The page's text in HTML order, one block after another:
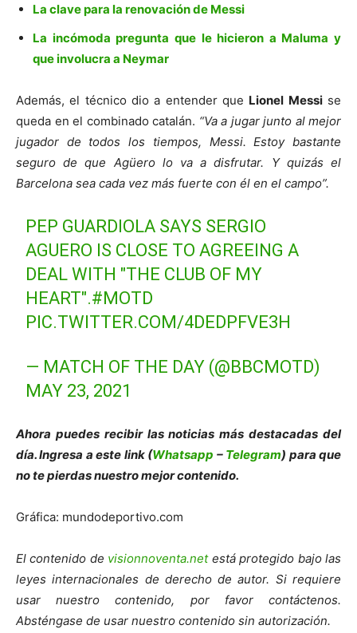
La clave para la renovación de Messi
La incómoda pregunta que le hicieron a Maluma y
que involucra a Neymar
Además, el técnico dio a entender que Lionel Messise
queda en el combinado catalán. “Va a jugar junto al mejor
jugador de todos los tiempos, Messi. Estoy bastante
seguro de que Agüero lo va a disfrutar. Y quizás el
Barcelona sea cada vez más fuerte con él en el campo”.
PEP GUARDIOLA SAYS SERGIO
AGUERO IS CLOSE TO AGREEING A
DEAL WITH "THE CLUB OF MY
HEART".#MOTD
PIC.TWITTER.COM/4DEDPFVE3H
— MATCH OF THE DAY (@BBCMOTD)
MAY 23, 2021
Ahora puedes recibir las noticias más destacadas del
día. Ingresa a este link (Whatsapp – Telegram) para que
no te pierdas nuestro mejor contenido.
Gráfica: mundodeportivo.com
El contenido de visionnoventa.netestá protegido bajo las
leyes internacionales de derecho de autor. Si requiere
usar nuestro contenido, por favor contáctenos.
Absténgase de usar nuestro contenido sin autorización.